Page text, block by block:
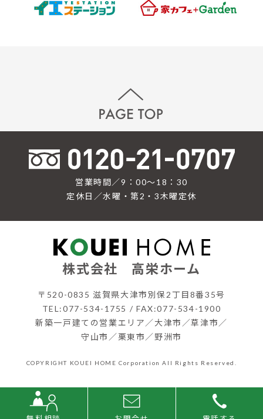
営業時間／9：00〜18：30
定休日／水曜・第2・3木曜定休
株式会社 高栄ホーム
〒520-0835 滋賀県大津市別保2丁目8番35号
TEL:077-534-1755 / FAX:077-534-1900
新築一戸建ての営業エリア／大津市／草津市／
守山市／栗東市／野洲市
COPYRIGHT KOUEI HOME Corporation All Rights Reserved.